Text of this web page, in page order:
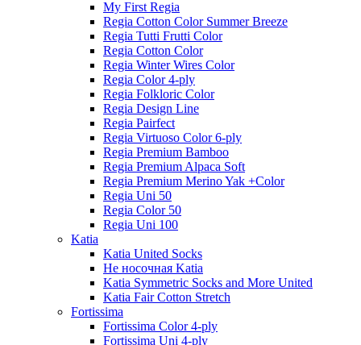
My First Regia
Regia Cotton Color Summer Breeze
Regia Tutti Frutti Color
Regia Cotton Color
Regia Winter Wires Color
Regia Color 4-ply
Regia Folkloric Color
Regia Design Line
Regia Pairfect
Regia Virtuoso Color 6-ply
Regia Premium Bamboo
Regia Premium Alpaca Soft
Regia Premium Merino Yak +Color
Regia Uni 50
Regia Color 50
Regia Uni 100
Katia
Katia United Socks
Не носочная Katia
Katia Symmetric Socks and More United
Katia Fair Cotton Stretch
Fortissima
Fortissima Color 4-ply
Fortissima Uni 4-ply